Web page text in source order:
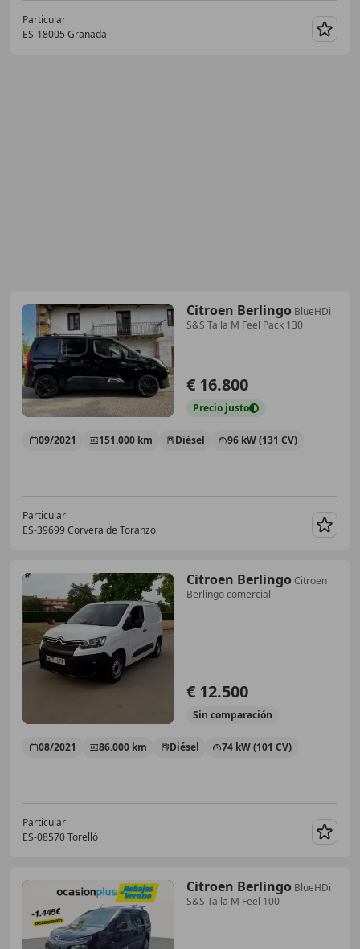
Particular
ES-18005 Granada
Citroen Berlingo BlueHDi
S&S Talla M Feel Pack 130
€ 16.800
Precio justo
09/2021 151.000 km Diésel 96 kW (131 CV)
Particular
ES-39699 Corvera de Toranzo
Citroen Berlingo Citroen
Berlingo comercial
€ 12.500
Sin comparación
08/2021 86.000 km Diésel 74 kW (101 CV)
Particular
ES-08570 Torelló
Citroen Berlingo BlueHDi
S&S Talla M Feel 100